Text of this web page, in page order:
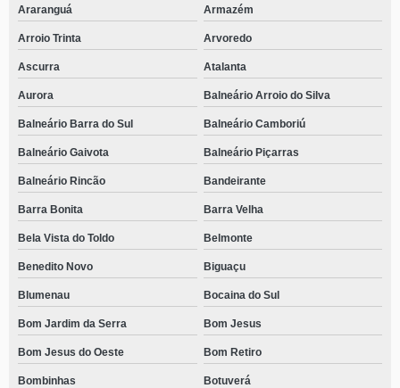
Araranguá Armazém
Arroio Trinta Arvoredo
Ascurra Atalanta
Aurora Balneário Arroio do Silva
Balneário Barra do Sul Balneário Camboriú
Balneário Gaivota Balneário Piçarras
Balneário Rincão Bandeirante
Barra Bonita Barra Velha
Bela Vista do Toldo Belmonte
Benedito Novo Biguaçu
Blumenau Bocaina do Sul
Bom Jardim da Serra Bom Jesus
Bom Jesus do Oeste Bom Retiro
Bombinhas Botuverá